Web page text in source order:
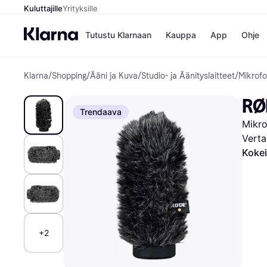
KuluttajilleYrityksille
Tutustu Klarnaan Kauppa
Kaupat
Gigantti
H&M
Peten
Wolt
App Ohje
Klarna/Shopping/Ääni ja Kuva/Studio- ja Äänityslaitteet/
Trendaava
+2